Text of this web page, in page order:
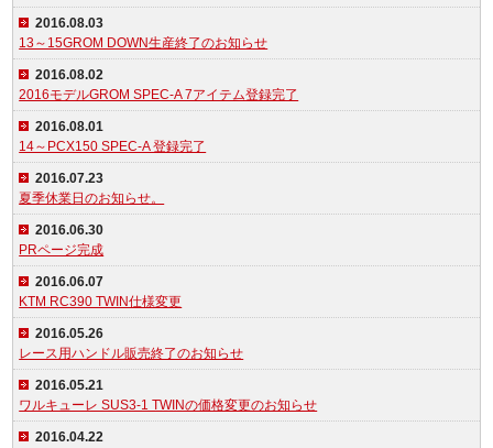
2016.08.03
13～15GROM DOWN生産終了のお知らせ
2016.08.02
2016モデルGROM SPEC-A 7アイテム登録完了
2016.08.01
14～PCX150 SPEC-A 登録完了
2016.07.23
夏季休業日のお知らせ。
2016.06.30
PRページ完成
2016.06.07
KTM RC390 TWIN仕様変更
2016.05.26
レース用ハンドル販売終了のお知らせ
2016.05.21
ワルキューレ SUS3-1 TWINの価格変更のお知らせ
2016.04.22